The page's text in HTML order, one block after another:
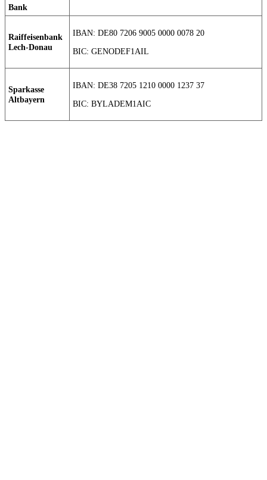
Bank
Raiffeisenbank
Lech-Donau
IBAN: DE80 7206 9005 0000 0078 20
BIC: GENODEF1AIL
Sparkasse
Altbayern
IBAN: DE38 7205 1210 0000 1237 37
BIC: BYLADEM1AIC